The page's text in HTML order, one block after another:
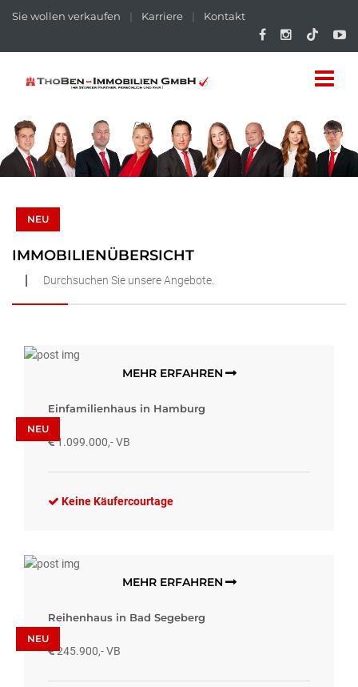
Sie wollen verkaufen | Karriere | Kontakt
IMMOBILIENÜBERSICHT
Durchsuchen Sie unsere Angebote.
NEU
MEHR ERFAHREN
Einfamilienhaus in Hamburg
1.099.000,- VB
Keine Käufercourtage
NEU
MEHR ERFAHREN
Reihenhaus in Bad Segeberg
245.900,- VB
NEU